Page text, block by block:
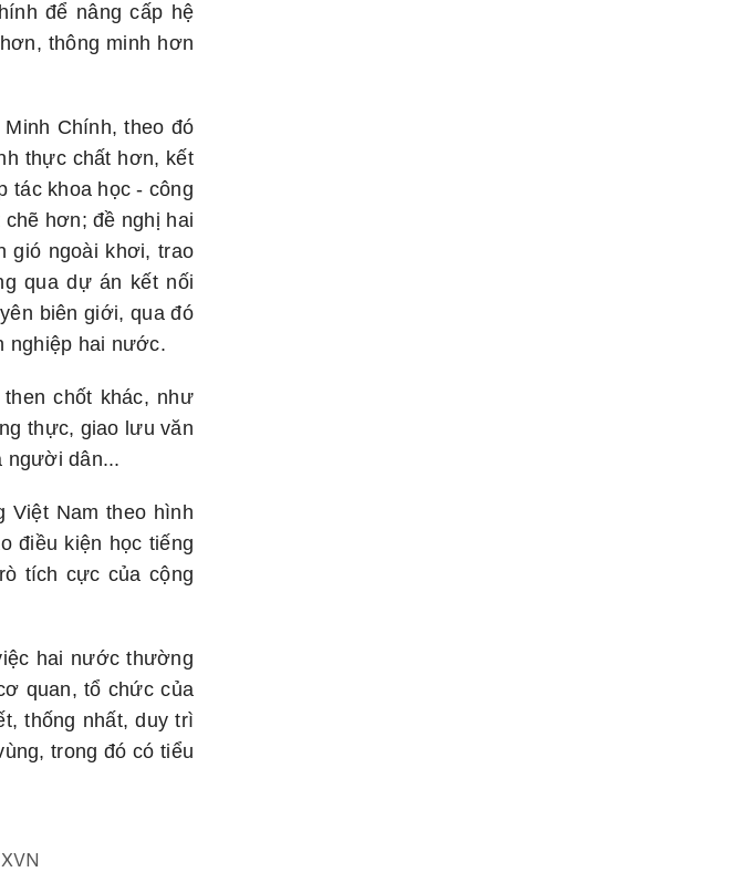
để nâng cấp hệ
thông minh hơn
Chính, theo đó
thực chất hơn, kết
tác khoa học - công
hơn; đề nghị hai
gió ngoài khơi, trao
qua dự án kết nối
biên giới, qua đó
nghiệp hai nước.
chốt khác, như
thực, giao lưu văn
người dân...
Việt Nam theo hình
điều kiện học tiếng
tích cực của cộng
hai nước thường
quan, tổ chức của
thống nhất, duy trì
trong đó có tiểu